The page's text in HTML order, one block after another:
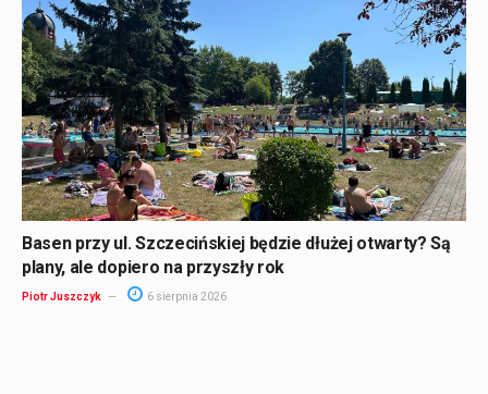
Basen przy ul. Szczecińskiej będzie dłużej otwarty? Są
plany, ale dopiero na przyszły rok
Piotr Juszczyk 6 sierpnia 2026